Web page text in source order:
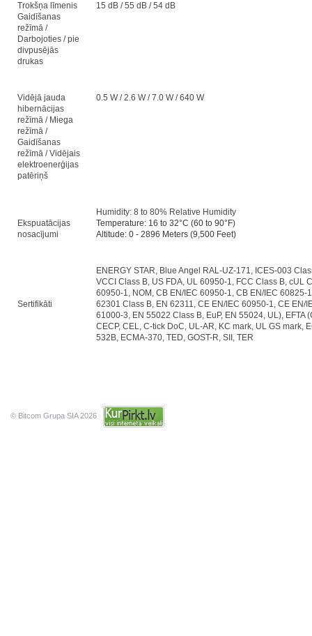
Trokšņa līmenis
Gaidīšanas
režīmā /
Darbojoties / pie
divpusējās
drukas
15 dB / 55 dB / 54 dB
Vidējā jauda
hibernācijas
režīmā / Miega
režīmā /
Gaidīšanas
režīmā / Vidējais
elektroenerģijas
patēriņš
0.5 W / 2.6 W / 7.0 W / 640 W
Ekspuatācijas
nosacījumi
Humidity: 8 to 80% Relative Humidity
Temperature: 16 to 32°C (60 to 90°F)
Altitude: 0 - 2896 Meters (9,500 Feet)
Sertifikāti
ENERGY STAR, Blue Angel RAL-UZ-171, ICES-003
VCCI Class B, US FDA, UL 60950-1, FCC Class B, cUL
60950-1, NOM, CB EN/IEC 60950-1, CB EN/IEC 60825-
62301 Class B, EN 62311, CE EN/IEC 60950-1, CE EN/
61000-3, EN 55022 Class B, EuP, EN 55024, UL), EFTA
CECP, CEL, C-tick DoC, UL-AR, KC mark, UL GS mark,
532B, ECMA-370, TED, GOST-R, SII, TER
© Bitcom Grupa SIA 2026